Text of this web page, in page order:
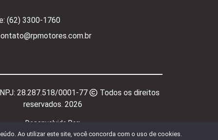
(62) 3300-1760
28.287.518/0001-77
Todos os direitos
reservados. 2026
Desenvolvido Por:
Ao utilizar este site, você concorda com o uso de cookies.